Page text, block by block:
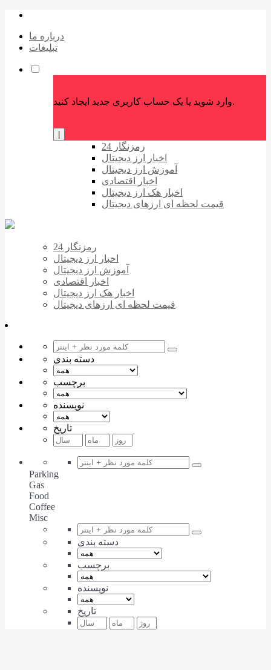
درباره ما
تبلیغات
وارد شوید یا یک حساب کاربری جدید ایجاد کنید.
رمزنگار 24
اخبار ارز دیجیتال
آموزش ارز دیجیتال
اخبار اقتصادی
اخبار هک ارز دیجیتال
قیمت لحظه ای ارزهای دیجیتال
رمزنگار 24
اخبار ارز دیجیتال
آموزش ارز دیجیتال
اخبار اقتصادی
اخبار هک ارز دیجیتال
قیمت لحظه ای ارزهای دیجیتال
دسته بندی
برچسب
نویسنده
تاریخ
Parking
Gas
Food
Coffee
Misc
دسته بندی
برچسب
نویسنده
تاریخ